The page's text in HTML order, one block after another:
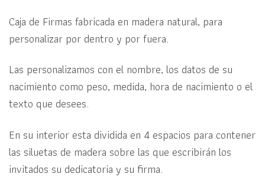
Caja de Firmas fabricada en madera natural, para
personalizar por dentro y por fuera.
Las personalizamos con el nombre, los datos de su
nacimiento como peso, medida, hora de nacimiento o el
texto que desees.
En su interior esta dividida en 4 espacios para contener
las siluetas de madera sobre las que escribirán los
invitados su dedicatoria y su firma.